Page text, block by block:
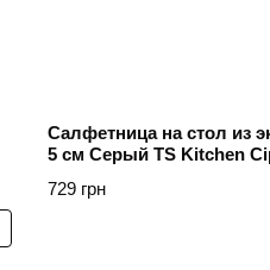
Салфетница на стол из
5 см Серый TS Kitchen
729 грн